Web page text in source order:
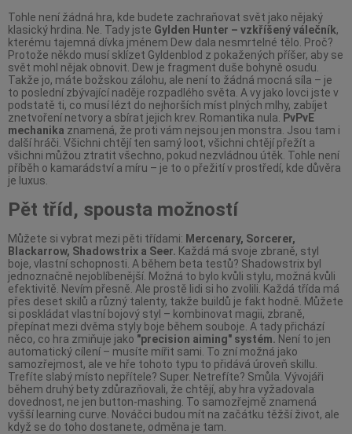
Tohle není žádná hra, kde budete zachraňovat svět jako nějaký
klasický hrdina. Ne. Tady jste Gylden Hunter – vzkříšený válečník,
kterému tajemná dívka jménem Dew dala nesmrtelné tělo. Proč?
Protože někdo musí sklízet Gyldenblod z pokažených příšer, aby se
svět mohl nějak obnovit. Dew je fragment duše bohyně osudu.
Takže jo, máte božskou zálohu, ale není to žádná mocná síla – je
to poslední zbývající naděje rozpadlého světa. A vy jako lovci jste v
podstatě ti, co musí lézt do nejhorších míst plných mlhy, zabíjet
znetvoření netvory a sbírat jejich krev. Romantika nula.
PvPvE
mechanika znamená, že proti vám nejsou jen monstra. Jsou tam i
další hráči. Všichni chtějí ten samý loot, všichni chtějí přežít a
všichni můžou ztratit všechno, pokud nezvládnou útěk. Tohle není
příběh o kamarádství a míru – je to o přežití v prostředí, kde důvěra
je luxus.
Pět tříd, spousta možností
Můžete si vybrat mezi pěti třídami: Mercenary, Sorcerer,
Blackarrow, Shadowstrix a Seer. Každá má svoje zbraně, styl
boje, vlastní schopnosti. A během beta testů? Shadowstrix byl
jednoznačně nejoblíbenější. Možná to bylo kvůli stylu, možná kvůli
efektivitě. Nevím přesně. Ale prostě lidi si ho zvolili. Každá třída má
přes deset skilů a různý talenty, takže buildů je fakt hodně. Můžete
si poskládat vlastní bojový styl – kombinovat magii, zbraně,
přepínat mezi dvěma styly boje během souboje. A tady přichází
něco, co hra zmiňuje jako "precision aiming" systém. Není to jen
automatický cílení – musíte mířit sami. To zní možná jako
samozřejmost, ale ve hře tohoto typu to přidává úroveň skillu.
Trefíte slabý místo nepřítele? Super. Netrefíte? Smůla. Vývojáři
během druhý bety zdůrazňovali, že chtějí, aby hra vyžadovala
dovednost, ne jen button-mashing. To samozřejmě znamená
vyšší learning curve. Nováčci budou mít na začátku těžší život, ale
když se do toho dostanete, odměna je tam.